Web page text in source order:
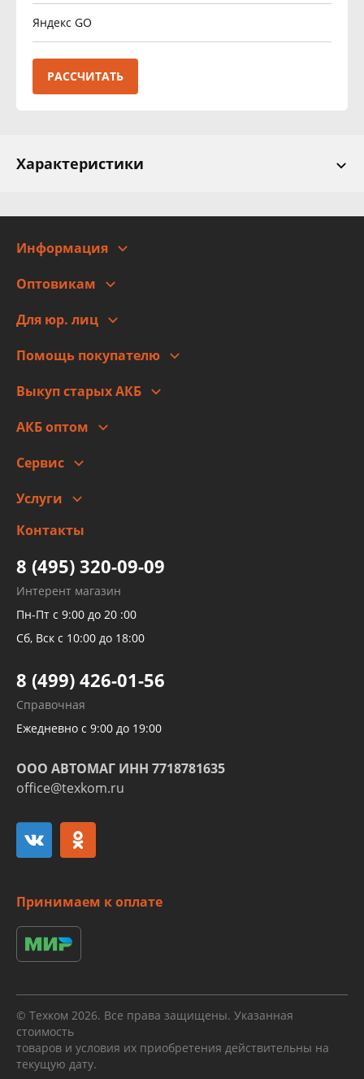
Яндекс GO
РАССЧИТАТЬ
Характеристики
Информация
Адреса
Новости
Правовая информация
Оптовикам
Для юр. лиц
Помощь покупателю
Оплата
Гарантии и возврат
Выкуп старых АКБ
АКБ оптом
Сервис
Заправка кондиционера авто
Детейлинг
Услуги
высокого давления
Тормозных трубок
Рукавов гидроусилителей
Рукавов компрессоров и турбин
Трубок кондиционеров
Развертка пайка медных стальных
алюминиевых трубок и штуцеров
Контакты
8 (495) 320-09-09
Интерент магазин
Пн-Пт с 9:00 до 20 :00
Сб, Вск с 10:00 до 18:00
8 (499) 426-01-56
Справочная
Ежедневно с 9:00 до 19:00
ООО АВТОМАГ ИНН 7718781635
office@texkom.ru
Принимаем к оплате
© Техком 2026. Все права защищены. Указанная
стоимость
товаров и условия их приобретения действительны на
текущую дату.